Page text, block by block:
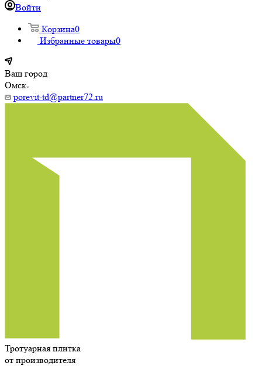
Войти
Корзина0
Избранные товары0
Ваш город
Омск
porevit-td@partner72.ru
Тротуарная плитка
от производителя